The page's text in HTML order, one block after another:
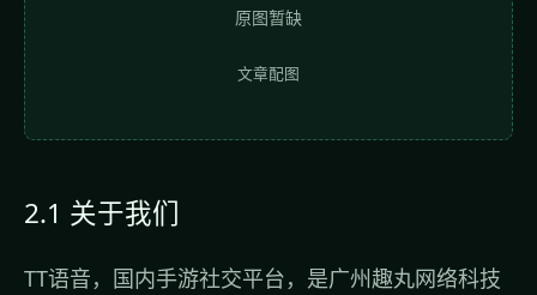
原图暂缺
文章配图
2.1 关于我们
TT语音，国内手游社交平台，是广州趣丸网络科技